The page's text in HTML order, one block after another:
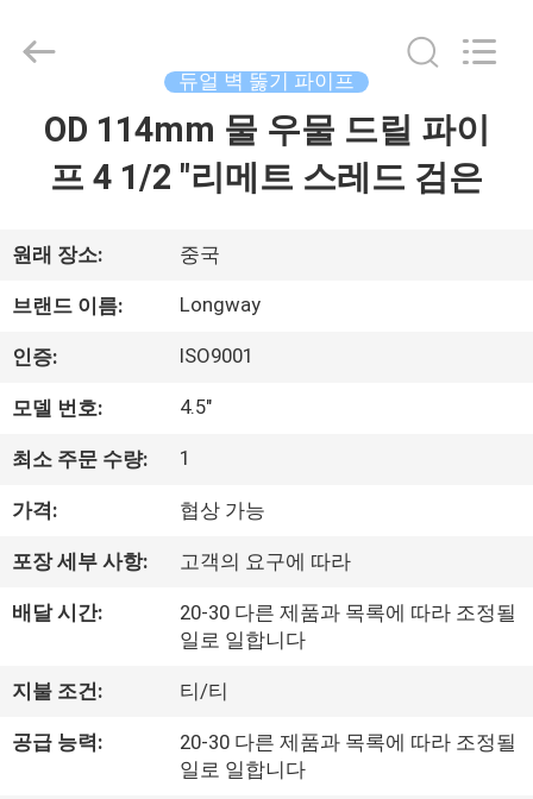
품
비
디
우
리
에
한
것
Langfang
듀얼 벽 뚫기 파이프
OD 114mm 물 우물 드릴 파이
프 4 1/2 "리메트 스레드 검은
원래 장소: 중국
브랜드 이름: Longway
인증: ISO9001
모델 번호: 4.5"
최소 주문 수량: 1
가격: 협상 가능
포장 세부 사항: 고객의 요구에 따라
배달 시간:
20-30 다른 제품과 목록에 따라 조정될
일로 일합니다
지불 조건: 티/티
공급 능력:
20-30 다른 제품과 목록에 따라 조정될
일로 일합니다